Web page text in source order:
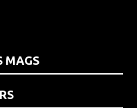
MAGS